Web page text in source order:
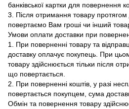
банківської картки для повернення
3. Після отримання товару
повертаємо Вам гроші чи інший
Умови оплати доставки при
1. При поверненні товару та
доставку оплачує покупець. При
товару здійснюється тільки після
що повертається.
2. При поверненні коштів, у разі
повертається покупцем, сума
Обмін та повернення товару